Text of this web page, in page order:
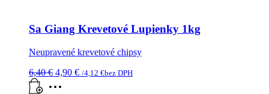
Sa Giang Krevetové Lupienky 1kg
Neupravené krevetové chipsy
6,40€ Pôvodná
4,90 €Aktuálna
/4,12 €bez DPH